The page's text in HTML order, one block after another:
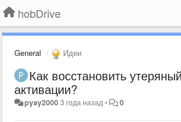
hobDrive
General Идеи
Как восстановить
активации?
pyay20003 года назад • 0